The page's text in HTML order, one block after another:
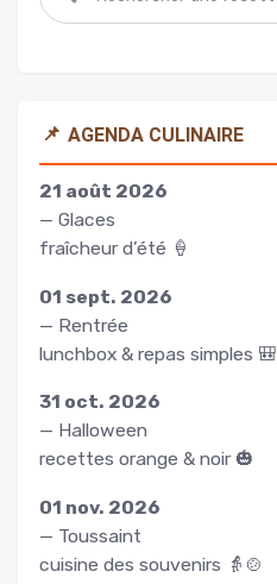
📌 AGENDA CULINAIRE
21 août 2026
— Glaces
fraîcheur d’été 🍦
01 sept. 2026
— Rentrée
lunchbox & repas simples 🎒
31 oct. 2026
— Halloween
recettes orange & noir 🎃
01 nov. 2026
— Toussaint
cuisine des souvenirs 👵🍲